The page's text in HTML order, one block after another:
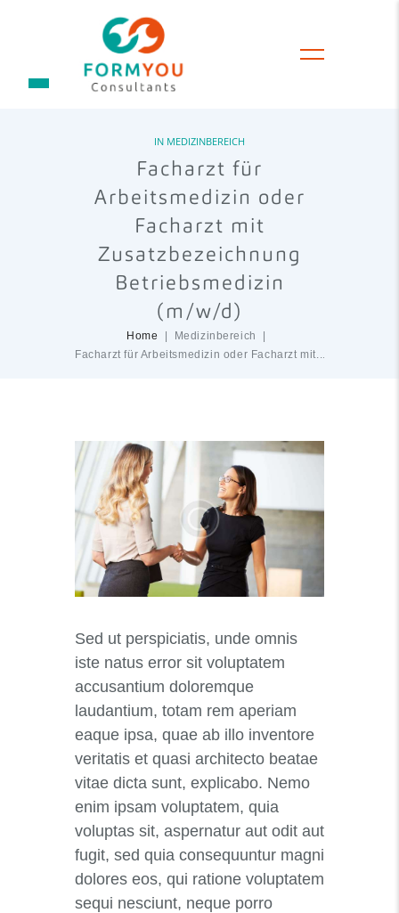
IN MEDIZINBEREICH
Facharzt für
Arbeitsmedizin oder
Facharzt mit
Zusatzbezeichnung
Betriebsmedizin
(m/w/d)
Home
Medizinbereich
Facharzt für Arbeitsmedizin oder Facharzt mit...
Sed ut perspiciatis, unde omnis
iste natus error sit voluptatem
accusantium doloremque
laudantium, totam rem aperiam
eaque ipsa, quae ab illo inventore
veritatis et quasi architecto beatae
vitae dicta sunt, explicabo. Nemo
enim ipsam voluptatem, quia
voluptas sit, aspernatur aut odit aut
fugit, sed quia consequuntur magni
dolores eos, qui ratione voluptatem
sequi nesciunt, neque porro